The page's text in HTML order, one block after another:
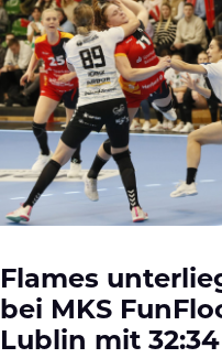
Flames
bei MKS
Lublin mit 32:34